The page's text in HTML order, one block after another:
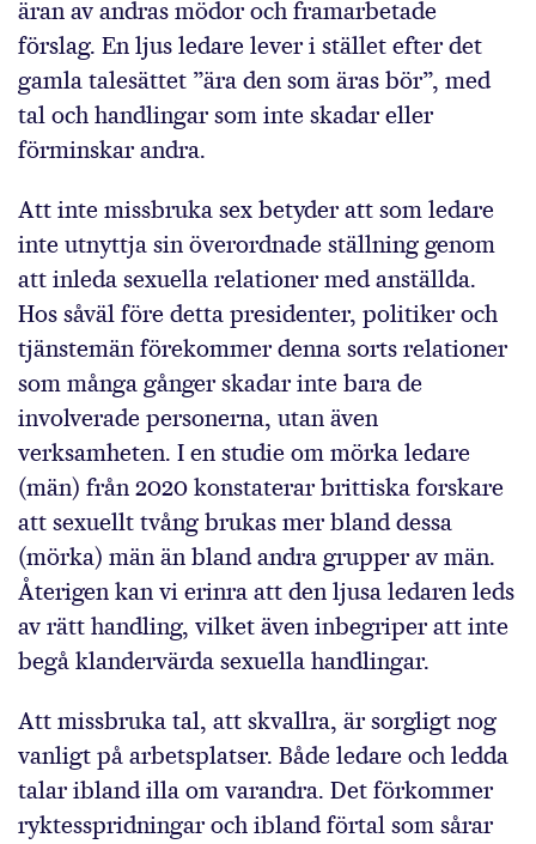
äran av andras mödor och framarbetade
förslag. En ljus ledare lever i stället efter det
gamla talesättet ”ära den som äras bör”, med
tal och handlingar som inte skadar eller
förminskar andra.
Att inte missbruka sex betyder att som ledare
inte utnyttja sin överordnade ställning genom
att inleda sexuella relationer med anställda.
Hos såväl före detta presidenter, politiker och
tjänstemän förekommer denna sorts relationer
som många gånger skadar inte bara de
involverade personerna, utan även
verksamheten. I en studie om mörka ledare
(män) från 2020 konstaterar brittiska forskare
att sexuellt tvång brukas mer bland dessa
(mörka) män än bland andra grupper av män.
Återigen kan vi erinra att den ljusa ledaren leds
av rätt handling, vilket även inbegriper att inte
begå klandervärda sexuella handlingar.
Att missbruka tal, att skvallra, är sorgligt nog
vanligt på arbetsplatser. Både ledare och ledda
talar ibland illa om varandra. Det förkommer
ryktesspridningar och ibland förtal som sårar